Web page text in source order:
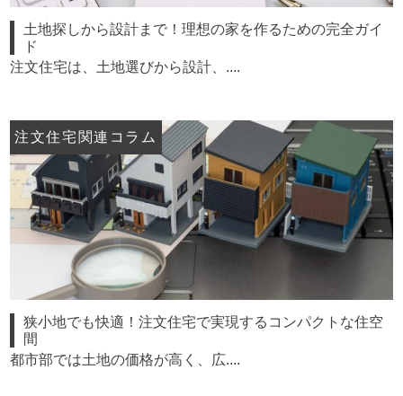
土地探しから設計まで！理想の家を作るための完全ガイ
ド
注文住宅は、土地選びから設計、....
注文住宅関連コラム
狭小地でも快適！注文住宅で実現するコンパクトな住空
間
都市部では土地の価格が高く、広....